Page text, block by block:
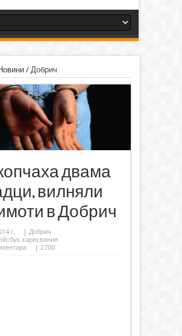
/ Добрич
двама
вилняли
в Добрич
г. | Добрич
харесвания
| 2700